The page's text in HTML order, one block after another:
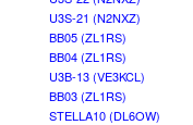
U3S-21 (N2NXZ)
BB05 (ZL1RS)
BB04 (ZL1RS)
U3B-13 (VE3KCL)
BB03 (ZL1RS)
STELLA10 (DL6OW)